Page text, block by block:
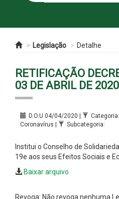
Legislação Detalhe
RETIFICAÇÃO
03 DE ABRIL DE 2020
D.O.U 04/04/2020 |
Coronavírus |
Subcategoria:
Institui o Conselho de
19e aos seus Efeitos Sociais e
Baixar arquivo
Revoga: Não revoga nenhuma